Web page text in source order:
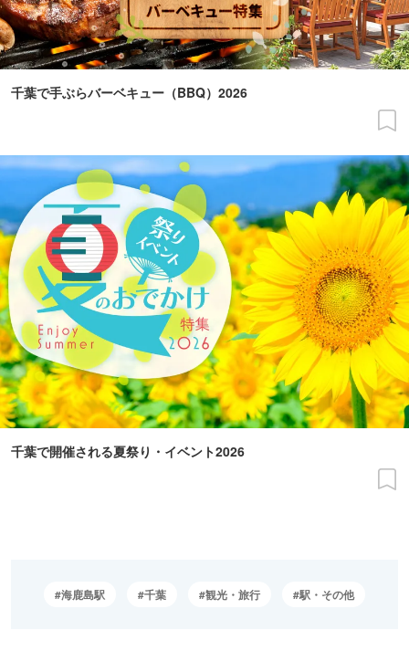
千葉で手ぶらバーベキュー（BBQ）2026
千葉で開催される夏祭り・イベント2026
海鹿島駅 千葉 観光・旅行 駅・その他